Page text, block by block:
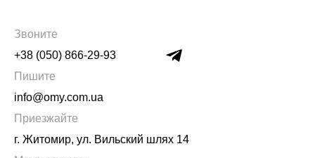
Звоните
+38 (050) 866-29-93
Пишите
info@omy.com.ua
Приезжайте
г. Житомир, ул. Вильский шлях 14